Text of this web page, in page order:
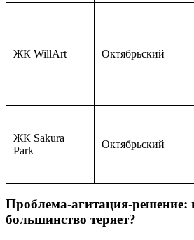
ЖК WillArt Октябрьский
ЖК Sakura
Park
Октябрьский
Проблема-агитация-решение:
большинство теряет?